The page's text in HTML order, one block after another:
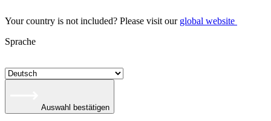
Your country is not included? Please visit our global website
Sprache
Auswahl bestätigen